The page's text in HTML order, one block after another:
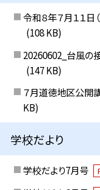
令和８年７月１１
(108 KB)
20260602_台風の
(147 KB)
７月道徳地区公開
KB)
学校だより
学校だより7月号